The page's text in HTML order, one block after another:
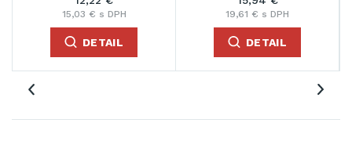
15,03 € s DPH
DETAIL
19,61 € s DPH
DETAIL